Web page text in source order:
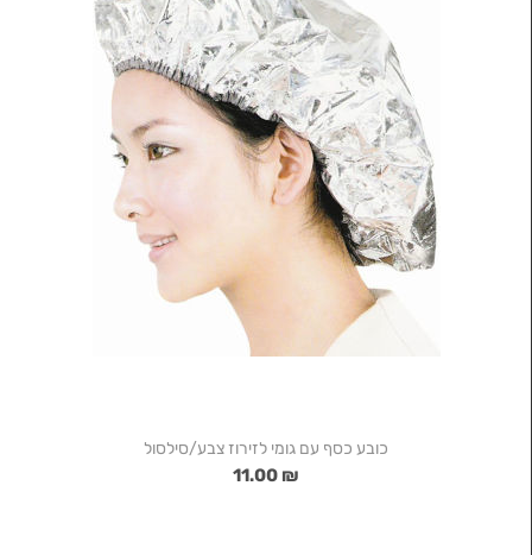
כובע כסף עם גומי לזירוז צבע/סילסול
₪ 11.00